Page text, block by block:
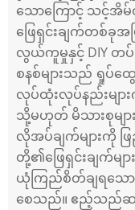
သောကြောင့် သင့်အိ
ဖြေရှင်းချက်တစ်ခု
လွယ်ကူမှုနှင့် DIY တ
စနစ်များသည် ရှုပ်
လုပ်ထုံးလုပ်နည်းများ
သို့မဟုတ် မိသားစုမျာ
လိုအပ်ချက်များကို
တို့၏ဖြေရှင်းချက်မ
ယုံကြည်စိတ်ချရသော
စေသည်။ ဧည့်သည်ဆ